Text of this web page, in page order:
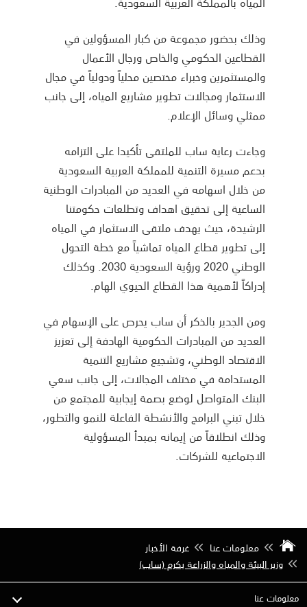
وذلك بحضور مجموعة من كبار المسؤولين في
القطاعين الحكومي والخاص ورجال الأعمال
والمستثمرين وخبراء مختصين محلياً ودولياً في مجال
الاستثمار ومجالات تطوير مشاريع المياه، إلى جانب
ممثلي وسائل الإعلام.
وجاءت رعاية ساب للملتقى تأكيدا على التزامه
بدعم مسيرة التنمية للمملكة العربية السعودية
من خلال اسهامه في العديد من المبادرات الوطنية
الساعية إلى تحقيق اهداف وتطلعات حكومتنا
الرشيدة، حيث يهدف ملتقى الاستثمار في المياه
إلى تطوير قطاع المياه تماشياً مع خطة التحول
الوطني 2020 ورؤية السعودية 2030. وكذلك
إدراكاً لأهمية هذا القطاع الحيوي الهام.
ومن الجدير بالذكر أن ساب يحرص على الإسهام في
العديد من المبادرات الحكومية الهادفة إلى تعزيز
الاقتصاد الوطني، وتشجيع مشاريع التنمية
المستدامة في مختلف المجالات، إلى جانب سعي
البنك المتواصل لوضع بصمة إيجابية للمجتمع من
خلال تبني البرامج والأنشطة الفاعلة للنمو والتطور،
وذلك انطلاقاً من إيمانه بمبدأ المسؤولية
الاجتماعية للشركات.
معلومات عنا
غرفة الأخبار
وزير البيئة والمياه والزراعة يكرم (ساب)
معلومات عنا